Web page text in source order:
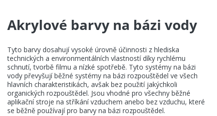
Akrylové barvy na bázi vody
Tyto barvy dosahují vysoké úrovně účinnosti z hlediska
technických a environmentálních vlastností díky rychlému
schnutí, tvorbě filmu a nízké spotřebě. Tyto systémy na bázi
vody převyšují běžné systémy na bázi rozpouštědel ve všech
hlavních charakteristikách, avšak bez použití jakýchkoli
organických rozpouštědel. Jsou vhodné pro všechny běžné
aplikační stroje na stříkání vzduchem anebo bez vzduchu, které
se běžně používají pro barvy na bázi rozpouštědel.